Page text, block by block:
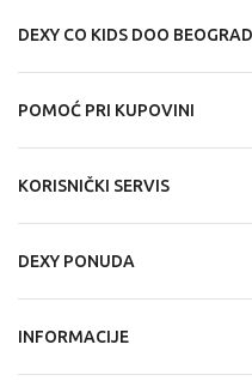
DEXY CO KIDS DOO BEOGRAD
POMOĆ PRI KUPOVINI
KORISNIČKI SERVIS
DEXY PONUDA
INFORMACIJE